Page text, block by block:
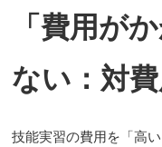
「費用が
ない：対
技能実習の費用を「高